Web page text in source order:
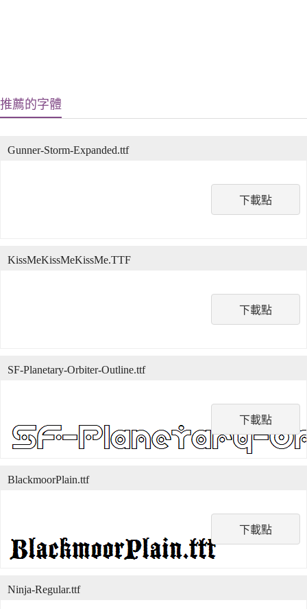
推薦的字體
下載點
Gunner-Storm-Expanded.ttf
下載點
KissMeKissMeKissMe.TTF
下載點
SF-Planetary-Orbiter-Outline.ttf
下載點
BlackmoorPlain.ttf
Ninja-Regular.ttf